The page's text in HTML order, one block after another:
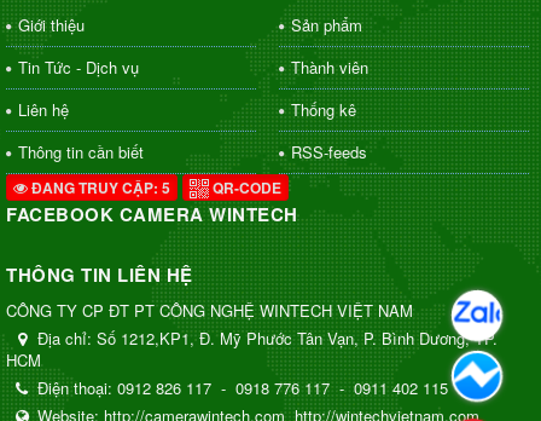
Giới thiệu
Sản phẩm
Tin Tức - Dịch vụ
Thành viên
Liên hệ
Thống kê
Thông tin cần biết
RSS-feeds
ĐANG TRUY CẬP: 5 QR-CODE
FACEBOOK CAMERA WINTECH
THÔNG TIN LIÊN HỆ
CÔNG TY CP ĐT PT CÔNG NGHỆ WINTECH VIỆT NAM
Địa chỉ: Số 1212,KP1, Đ. Mỹ Phước Tân Vạn, P. Bình Dương, TP.
HCM
Điện thoại: 0912 826 117 - 0918 776 117 - 0911 402 115
Website: http://camerawintech.com http://wintechvietnam.com